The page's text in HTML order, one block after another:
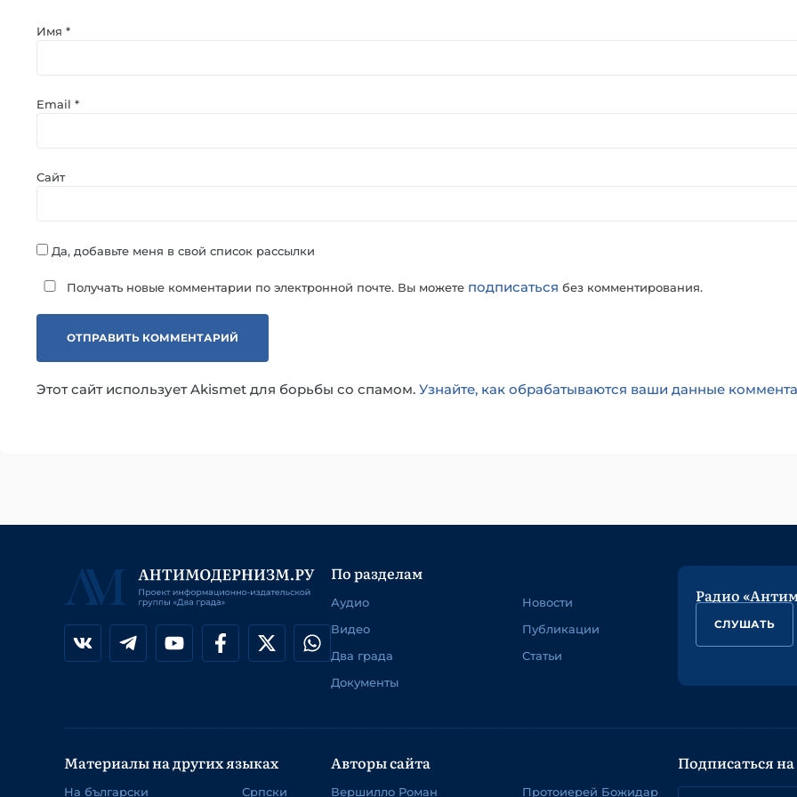
Имя *
Email *
Сайт
Да, добавьте меня в свой список рассылки
Получать новые комментарии по электронной почте. Вы можете подписаться без комментирования.
Этот сайт использует Akismet для борьбы со спамом. Узнайте, как обрабатываются ваши данные
По разделам
Аудио
Видео
Два града
Документы
Новости
Публикации
Статьи
Радио
СЛУШАТЬ
Материалы на других языках
На български Српски
Авторы сайта
Вершилло Роман Протоиерей Божидар
Подписаться